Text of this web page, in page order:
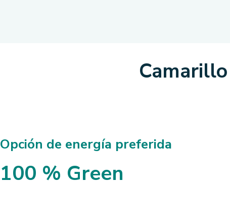
Camarillo
Opción de energía preferida
100 % Green